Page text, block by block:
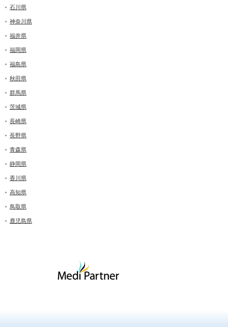
石川県
神奈川県
福井県
福岡県
福島県
秋田県
群馬県
茨城県
長崎県
長野県
青森県
静岡県
香川県
高知県
鳥取県
鹿児島県